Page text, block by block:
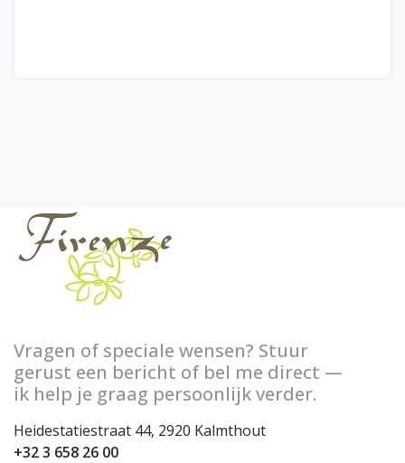
Vragen of speciale wensen? Stuur
gerust een bericht of bel me direct —
ik help je graag persoonlijk verder.
Heidestatiestraat 44, 2920 Kalmthout
+32 3 658 26 00